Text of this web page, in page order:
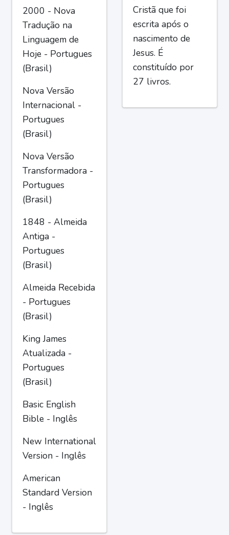
2000 - Nova
Tradução na
Linguagem de
Hoje - Portugues
(Brasil)
Nova Versão
Internacional -
Portugues
(Brasil)
Nova Versão
Transformadora -
Portugues
(Brasil)
1848 - Almeida
Antiga -
Portugues
(Brasil)
Almeida Recebida
- Portugues
(Brasil)
King James
Atualizada -
Portugues
(Brasil)
Basic English
Bible - Inglês
New International
Version - Inglês
American
Standard Version
- Inglês
Cristã que foi
escrita após o
nascimento de
Jesus. É
constituído por
27 livros.